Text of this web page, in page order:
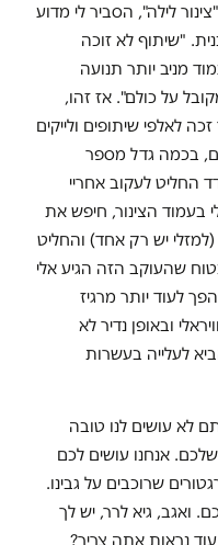
לילה", הסביר לי מדוע
"שיתוף לא זוכה
מניב יותר תנועה
על כולם". אז זהו,
לאלפי שיתופים ולייקים
בכמה גדל מספר
החליט לעקוב אחריי
הצינור, חיפש את
יש רק אחד) והחליט
שהעוקב הזה הגיע אלי
לעוד יותר מרגיז
ובאופן נדיר לא
לעלייה בעשרות
לא עושים לנו טובה
אנחנו עושים לכם
שרוכבים על גבינו.
ואגב, גיא לרר, יש לך
נראות אתה צריך?